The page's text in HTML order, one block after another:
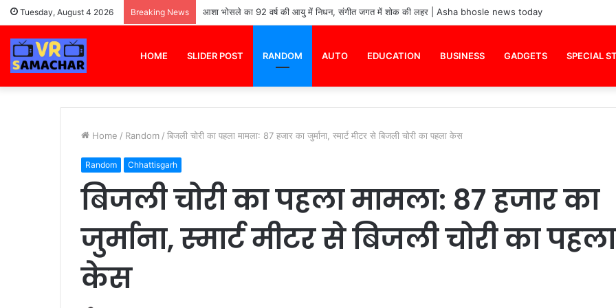
Tuesday, August 4 2026 Breaking News indira awas yojana list 2026: इंदिरा आवास योजना नई सूची 2026
HOME SLIDER POST RANDOM AUTO EDUCATION BUSINESS GADGETS SPECIAL
Home / Random / बिजली चोरी का पहला मामला: 87 हजार का जुर्माना, स्मार्ट मीटर से बिजली चोरी का पहला केस
Random Chhattisgarh
बिजली चोरी का पहला मामला: 87 हजार का
जुर्माना, स्मार्ट मीटर से बिजली चोरी का पहला
केस